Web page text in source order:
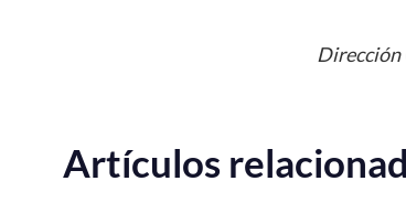
Dirección
Artículos